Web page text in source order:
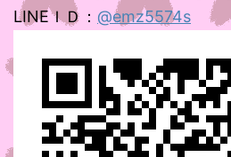
LINEＩＤ： @emz5574s